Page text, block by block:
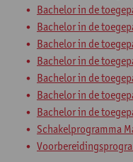
Bachelor in de
Bachelor in de
Bachelor in de
Bachelor in de
Bachelor in de
Bachelor in de
Bachelor in de
Schakelprogramma